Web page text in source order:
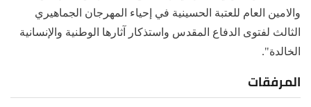
والامين العام للعتبة الحسينية في إحياء المهرجان الجماهيري
الثالث لفتوى الدفاع المقدس واستذكار آثارها الوطنية والإنسانية
الخالدة".
المرفقات